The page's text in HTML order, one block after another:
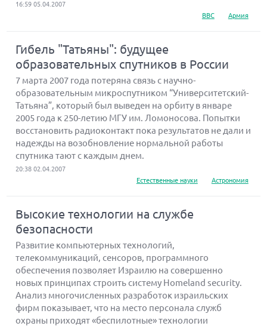
16:59 05.04.2007
ВВС
Армия
Гибель "Татьяны": будущее
образовательных спутников в России
7 марта 2007 года потеряна связь с научно-
образовательным микроспутником “Университетский-
Татьяна”, который был выведен на орбиту в январе
2005 года к 250-летию МГУ им. Ломоносова. Попытки
восстановить радиоконтакт пока результатов не дали и
надежды на возобновление нормальной работы
спутника тают с каждым днем.
20:38 02.04.2007
Естественные науки
Астрономия
Высокие технологии на службе
безопасности
Развитие компьютерных технологий,
телекоммуникаций, сенсоров, программного
обеспечения позволяет Израилю на совершенно
новых принципах строить систему Homeland security.
Анализ многочисленных разработок израильских
фирм показывает, что на место персонала служб
охраны приходят «беспилотные» технологии